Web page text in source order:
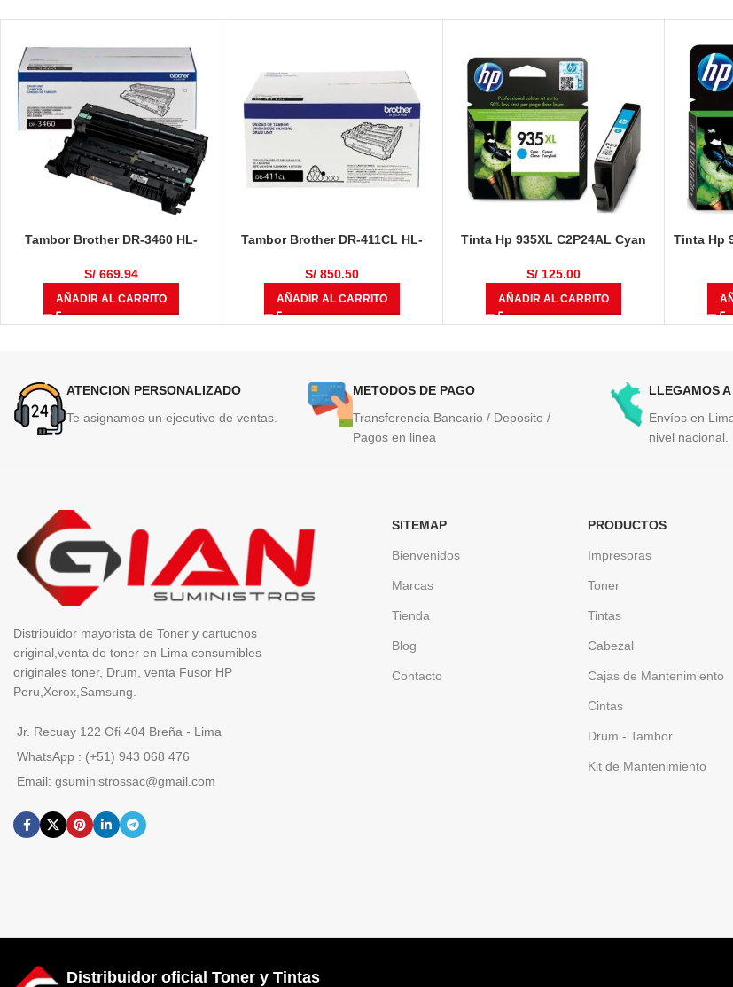
Tambor Brother DR-3460 HL-
L5650DN / MFC-L6700 / MFC-
L6900DW / MFC-L5900DW 50,000
Páginas
S/669.94
AÑADIR AL CARRITO
Tambor Brother DR-411CL HL-
MULTIF, MFC-L8610CDW, MFC-
L8900CDW 50,000 Páginas
S/ 850.50
AÑADIR AL CARRITO
Tinta Hp 935XL C2P24AL Cyan
S/ 125.00
AÑADIR AL CARRITO
Tinta Hp
ATENCION PERSONALIZADO
Te asignamos un ejecutivo de ventas.
METODOS DE PAGO
Transferencia Bancario / Deposito /
Pagos en linea
LLEGAMOS
Envíos en
nivel nacional.
Distribuidor mayorista de Toner y cartuchos
original,venta de toner en Lima consumibles
originales toner, Drum, venta Fusor HP
Peru,Xerox,Samsung.
Jr. Recuay 122 Ofi 404 Breña - Lima
WhatsApp : (+51) 943 068 476
Email: gsuministrossac@gmail.com
SITEMAP
Bienvenidos
Marcas
Tienda
Blog
Contacto
PRODUCTOS
Impresoras
Toner
Tintas
Cabezal
Cajas de Mantenimiento
Cintas
Drum - Tambor
Kit de Mantenimiento
Distribuidor oficial Toner y Tintas